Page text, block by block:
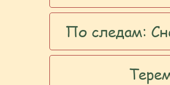
По следам: